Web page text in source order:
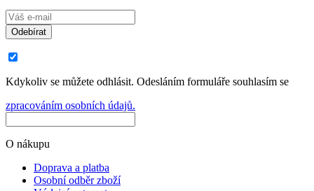
Odebírat
Kdykoliv se můžete odhlásit. Odesláním formuláře souhlasím se
zpracováním osobních údajů.
O nákupu
Doprava a platba
Osobní odběr zboží